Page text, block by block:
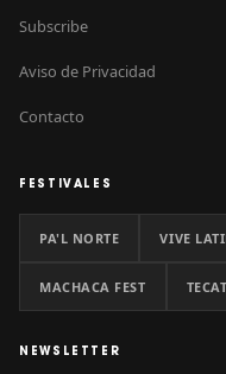
Subscribe
Aviso de Privacidad
Contacto
FESTIVALES
PA'L NORTE VIVE
MACHACA FEST
NEWSLETTER